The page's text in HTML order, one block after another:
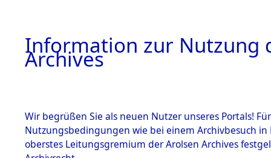
Information zur Nutzung
Archives
Wir begrüßen Sie als neuen Nutzer unseres Portals!
Nutzungsbedingungen wie bei einem Archivbesuch
oberstes Leitungsgremium der Arolsen Archives